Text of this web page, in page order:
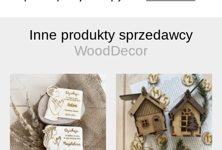
Inne produkty sprzedawcy
WoodDecor